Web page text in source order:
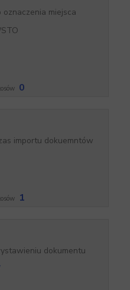
miejsca
0
importu dokuemntów
1
dokumentu